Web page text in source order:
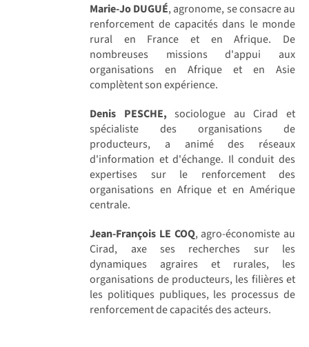
Marie-Jo DUGUÉ, agronome, se consacre au
renforcement de capacités dans le monde
rural en France et en Afrique. De
nombreuses missions d'appui aux
organisations en Afrique et en Asie
complètent son expérience.
Denis PESCHE, sociologue au Cirad et
spécialiste des organisations de
producteurs, a animé des réseaux
d'information et d'échange. Il conduit des
expertises sur le renforcement des
organisations en Afrique et en Amérique
centrale.
Jean-François LE COQ, agro-économiste au
Cirad, axe ses recherches sur les
dynamiques agraires et rurales, les
organisations de producteurs, les filières et
les politiques publiques, les processus de
renforcement de capacités des acteurs.